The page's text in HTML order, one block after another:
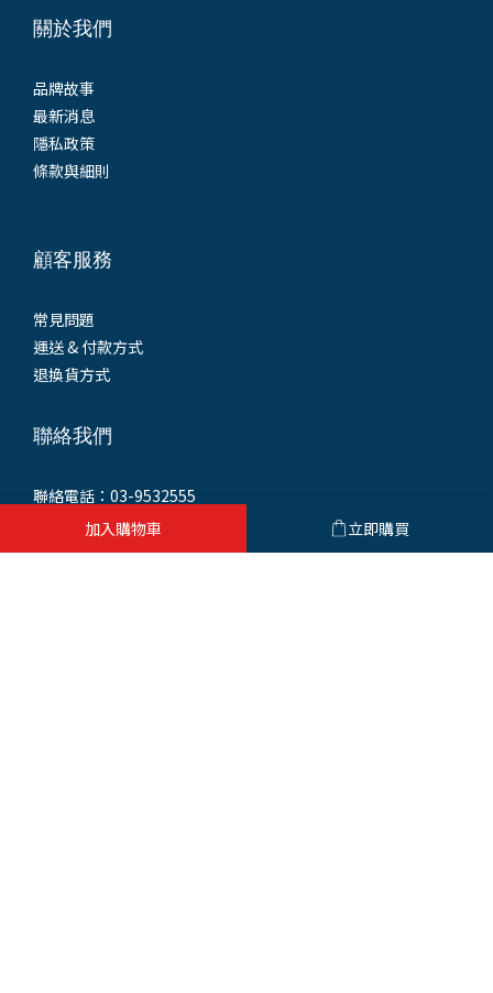
加入購物車 立即購買
關於我們
品牌故事
最新消息
隱私政策
條款與細則
顧客服務
常見問題
運送 & 付款方式
退換貨方式
聯絡我們
聯絡電話：03-9532555
統一編號：93552421
門市地址：265 宜蘭縣羅東鎮興東路232號